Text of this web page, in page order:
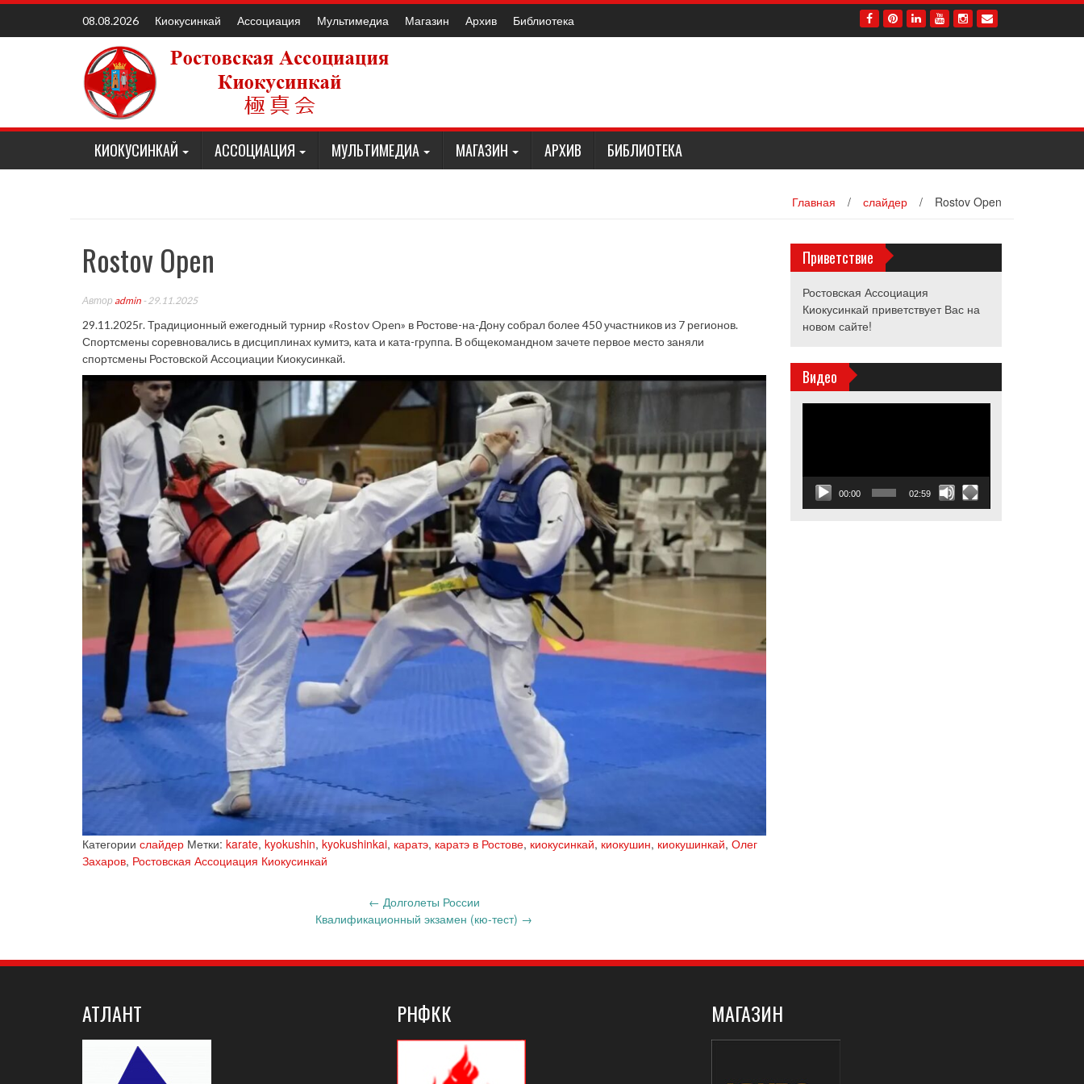
Наверх
08.08.2026 Киокусинкай Ассоциация Мультимедиа Магазин Архив Библиотека
КИОКУСИНКАЙ АССОЦИАЦИЯ МУЛЬТИМЕДИА МАГАЗИН АРХИВ БИБЛИОТЕКА
Главная / слайдер / Rostov Open
Rostov Open
Автор admin - 29.11.2025
29.11.2025г. Традиционный ежегодный турнир «Rostov Open» в Ростове-на-Дону собрал более 450 участников из 7 регионов.
Спортсмены соревновались в дисциплинах кумитэ, ката и ката-группа. В общекомандном зачете первое место заняли
спортсмены Ростовской Ассоциации Киокусинкай.
Категории слайдер Метки: karate, kyokushin, kyokushinkai, каратэ, каратэ в Ростове, киокусинкай, киокушин, киокушинкай, Олег
Захаров, Ростовская Ассоциация Киокусинкай
← Долголеты России
Квалификационный экзамен (кю-тест) →
Приветствие
Ростовская Ассоциация
Киокусинкай приветствует Вас на
новом сайте!
Видео
00:00 02:59
АТЛАНТ РНФКК МАГАЗИН